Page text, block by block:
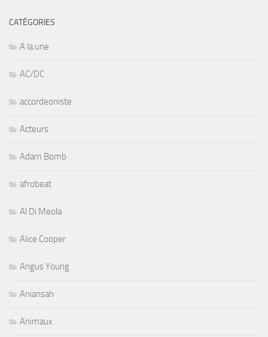
CATÉGORIES
A la une
AC/DC
accordeoniste
Acteurs
Adam Bomb
afrobeat
Al Di Meola
Alice Cooper
Angus Young
Aniansah
Animaux